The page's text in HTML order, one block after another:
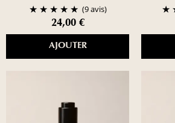
(9 avis)
24,00 €
AJOUTER